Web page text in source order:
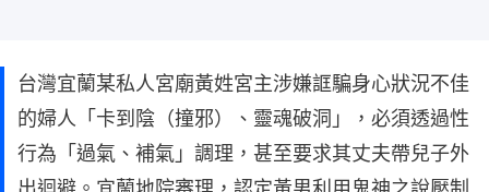
台灣宜蘭某私人宮廟黃姓宮主涉嫌誆騙身心狀況不佳
的婦人「卡到陰（撞邪）、靈魂破洞」，必須透過性
行為「過氣、補氣」調理，甚至要求其丈夫帶兒子外